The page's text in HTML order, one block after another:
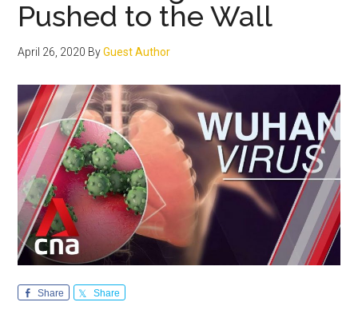
of
Pushed to the Wall
April 26, 2020 ByGuest Author
Share Share